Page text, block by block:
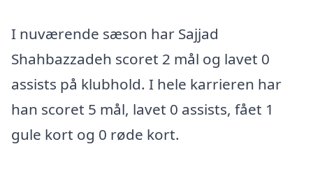
I nuværende sæson har Sajjad
Shahbazzadeh scoret 2 mål og lavet 0
assists på klubhold. I hele karrieren har
han scoret 5 mål, lavet 0 assists, fået 1
gule kort og 0 røde kort.